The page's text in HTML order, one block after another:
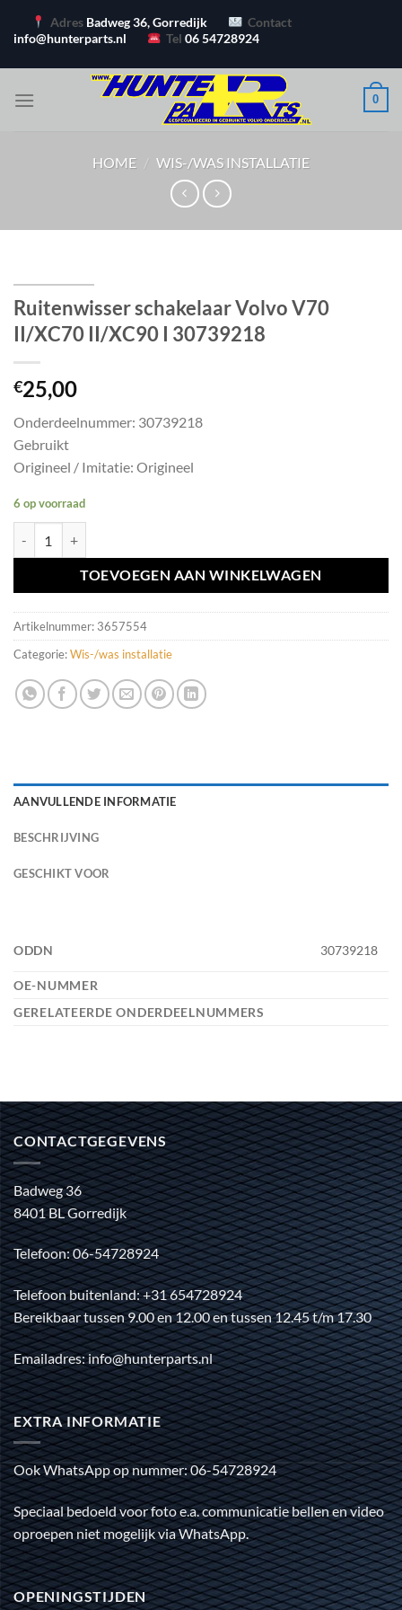
naar
Adres Badweg 36, Gorredijk
Contact
info@hunterparts.nl
Tel06 54728924
0
HOME / WIS-/WAS INSTALLATIE
Ruitenwisser schakelaar Volvo V70
II/XC70 II/XC90 I 30739218
€25,00
Onderdeelnummer: 30739218
Gebruikt
Origineel / Imitatie: Origineel
6 op voorraad
TOEVOEGEN AAN WINKELWAGEN
Artikelnummer: 3657554
Categorie:Wis-/was installatie
AANVULLENDE INFORMATIE
BESCHRIJVING
GESCHIKT VOOR
ODDN 30739218
OE-NUMMER
GERELATEERDE ONDERDEELNUMMERS
CONTACTGEGEVENS
Badweg 36
8401 BL Gorredijk
Telefoon: 06-54728924
Telefoon buitenland: +31 654728924
Bereikbaar tussen 9.00 en 12.00 en tussen 12.45 t/m 17.30
Emailadres: info@hunterparts.nl
EXTRA INFORMATIE
Ook WhatsApp op nummer: 06-54728924
Speciaal bedoeld voor foto e.a. communicatie bellen en video
oproepen niet mogelijk via WhatsApp.
OPENINGSTIJDEN